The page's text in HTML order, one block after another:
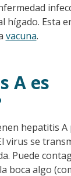
hígado. Esta
vacuna.
A es
hepatitis A
virus se
Puede
boca algo